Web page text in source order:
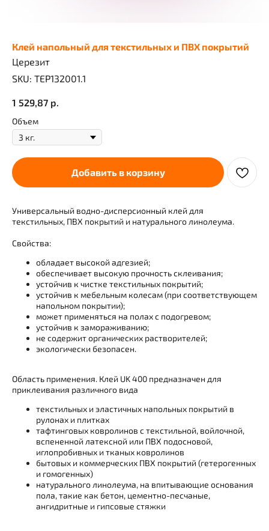
Клей напольный для текстильных и ПВХ покрытий
Церезит
SKU: TEP132001.1
1 529,87 р.
Объем
Добавить в корзину
Универсальный водно-дисперсионный клей для
текстильных, ПВХ покрытий и натурального линолеума.
Свойства:
обладает высокой адгезией;
обеспечивает высокую прочность склеивания;
устойчив к чистке текстильных покрытий;
устойчив к мебельным колесам (при соответствующем
напольном покрытии);
может применяться на полах с подогревом;
устойчив к замораживанию;
не содержит органических растворителей;
экологически безопасен.
Область применения. Клей UK 400 предназначен для
приклеивания различного вида
текстильных и эластичных напольных покрытий в
рулонах и плитках
тафтинговых ковролинов с текстильной, войлочной,
вспененной латексной или ПВХ подосновой,
иглопробивных и тканых ковролинов
бытовых и коммерческих ПВХ покрытий (гетерогенных
и гомогенных)
натурального линолеума, на впитывающие основания
пола, такие как бетон, цементно-песчаные,
ангидритные и гипсовые стяжки